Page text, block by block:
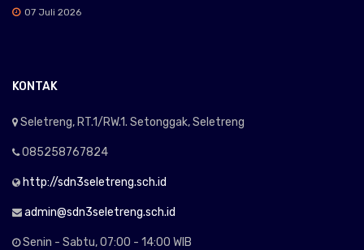
07 Juli 2026
KONTAK
Seletreng, RT.1/RW.1. Setonggak, Seletreng
085258767824
http://sdn3seletreng.sch.id
admin@sdn3seletreng.sch.id
Senin - Sabtu, 07:00 - 14:00 WIB